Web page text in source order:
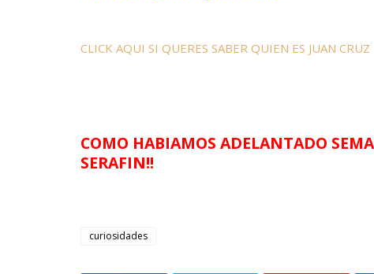
CLICK AQUI SI QUERES SABER QUIEN ES JUAN CRUZ
COMO HABIAMOS ADELANTADO
SERAFIN!!
curiosidades